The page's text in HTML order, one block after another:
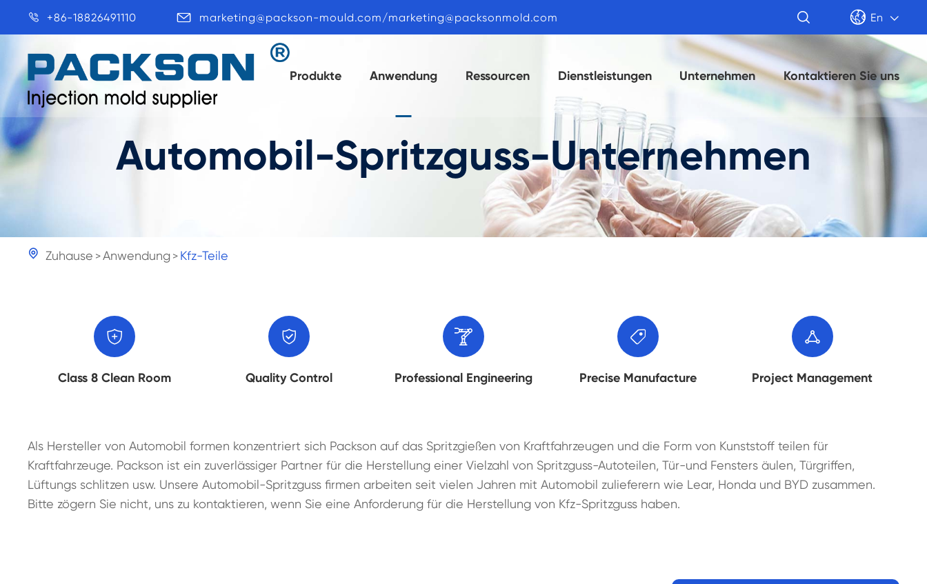
 +86-18826491110  marketing@packson-mould.com/marketing@packsonmold.com   En 
Produkte Anwendung Ressourcen Dienstleistungen Unternehmen Kontaktieren Sie uns
Automobil-Spritzguss-Unternehmen
 Zuhause Anwendung Kfz-Teile

Class 8 Clean Room

Quality Control

Professional Engineering

Precise Manufacture

Project Management
Als Hersteller von Automobil formen konzentriert sich Packson auf das Spritzgießen von Kraftfahrzeugen und die Form von Kunststoff teilen für
Kraftfahrzeuge. Packson ist ein zuverlässiger Partner für die Herstellung einer Vielzahl von Spritzguss-Autoteilen, Tür-und Fensters äulen, Türgriffen,
Lüftungs schlitzen usw. Unsere Automobil-Spritzguss firmen arbeiten seit vielen Jahren mit Automobil zulieferern wie Lear, Honda und BYD zusammen.
Bitte zögern Sie nicht, uns zu kontaktieren, wenn Sie eine Anforderung für die Herstellung von Kfz-Spritzguss haben.